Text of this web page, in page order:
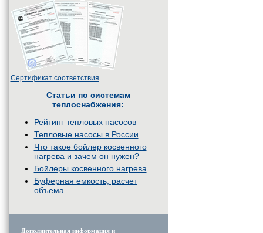
Сертификат соответствия
Статьи по системам
теплоснабжения:
Рейтинг тепловых насосов
Тепловые насосы в России
Что такое бойлер косвенного
нагрева и зачем он нужен?
Бойлеры косвенного нагрева
Буферная емкость, расчет
объема
Дополнительная информация и